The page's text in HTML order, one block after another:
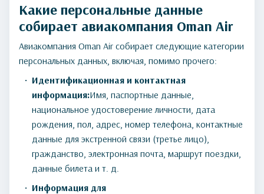
Какие персональные данные
собирает авиакомпания Oman Air
Авиакомпания Oman Air собирает следующие категории
персональных данных, включая, помимо прочего:
Идентификационная и контактная
информация:Имя, паспортные данные,
национальное удостоверение личности, дата
рождения, пол, адрес, номер телефона, контактные
данные для экстренной связи (третье лицо),
гражданство, электронная почта, маршрут поездки,
данные билета и т. д.
Информация для